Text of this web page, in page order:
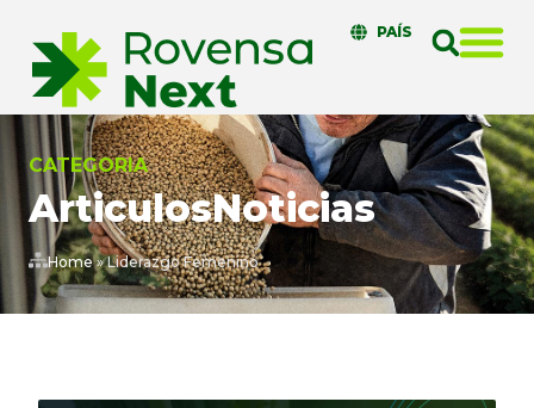
PAÍS
CATEGORIA
ArticulosNoticias
Home»Liderazgo Femenino